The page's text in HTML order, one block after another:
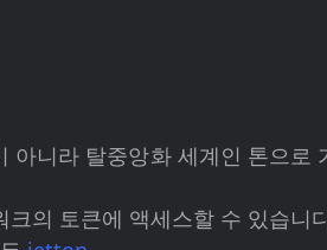
아니라 탈중앙화 세계인 톤으
의 토큰에 액세스할 수 있습니